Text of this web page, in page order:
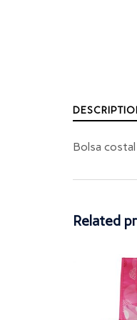
Bolsa
Related